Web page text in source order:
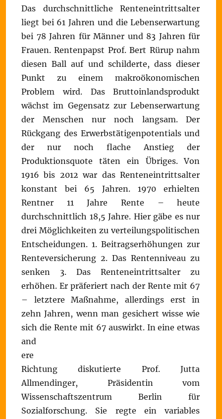
Das durchschnittliche Renteneintrittsalter
liegt bei 61 Jahren und die Lebenserwartung
bei 78 Jahren für Männer und 83 Jahren für
Frauen. Rentenpapst Prof. Bert Rürup nahm
diesen Ball auf und schilderte, dass dieser
Punkt zu einem makroökonomischen
Problem wird. Das Bruttoinlandsprodukt
wächst im Gegensatz zur Lebenserwartung
der Menschen nur noch langsam. Der
Rückgang des Erwerbstätigenpotentials und
der nur noch flache Anstieg der
Produktionsquote täten ein Übriges. Von
1916 bis 2012 war das Renteneintrittsalter
konstant bei 65 Jahren. 1970 erhielten
Rentner 11 Jahre Rente – heute
durchschnittlich 18,5 Jahre. Hier gäbe es nur
drei Möglichkeiten zu verteilungspolitischen
Entscheidungen. 1. Beitragserhöhungen zur
Renteversicherung 2. Das Rentenniveau zu
senken 3. Das Renteneintrittsalter zu
erhöhen. Er präferiert nach der Rente mit 67
– letztere Maßnahme, allerdings erst in
zehn Jahren, wenn man gesichert wisse wie
sich die Rente mit 67 auswirkt. In eine etwas
and
ere
Richtung diskutierte Prof. Jutta
Allmendinger, Präsidentin vom
Wissenschaftszentrum Berlin für
Sozialforschung. Sie regte ein variables